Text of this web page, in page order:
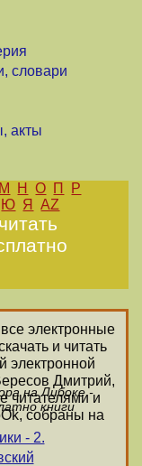
словари
акты
М Н О П
Р
Ю Я AZ
электронные
и читать
электронной
Дмитрий,
читателями и
собраны на
на Либоке -
книги
- 2.